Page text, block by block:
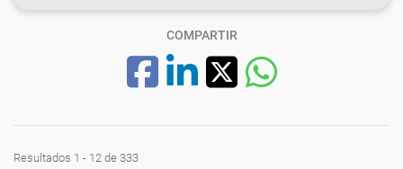
COMPARTIR
Resultados 1 - 12 de 333